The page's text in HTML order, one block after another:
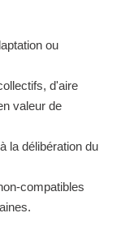
ou
d'aire
valeur de
la délibération du
compatibles